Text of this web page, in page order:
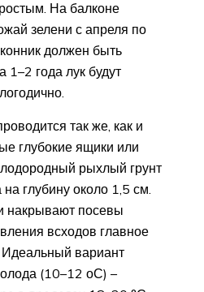
На балконе
зелени с апреля по
должен быть
1–2 года лук будут
так же, как и
глубокие ящики или
рыхлый грунт
глубину около 1,5 см.
накрывают посевы
всходов главное
вариант
(10–12 оС) –